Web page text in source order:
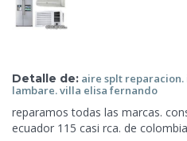
Detalle de: aire splt reparacion.
lambare. villa elisa fernando
reparamos todas las marcas.
ecuador 115 casi rca. de colombia